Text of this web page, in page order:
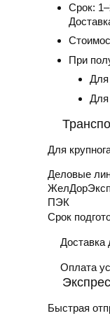
Срок:
При
Для
Для
Для
Деловые
ПЭК
Срок
Оплата
Быстрая